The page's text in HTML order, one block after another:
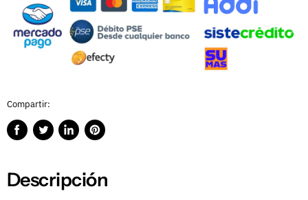
Compartir:
CompartirPublicarCompartirGuardar
Descripción